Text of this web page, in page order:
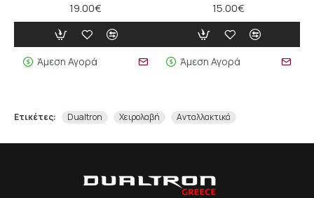
19.00€
Άμεση Αγορά
15.00€
Άμεση Αγορά
Ετικέτες: Dualtron Χειρολαβή Ανταλλακτικά